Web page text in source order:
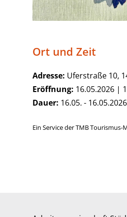
Ort und Zeit
Adresse: Uferstraße 10,
Eröffnung: 16.05.2026 |
Dauer: 16.05. - 16.05.2026
Ein Service der TMB